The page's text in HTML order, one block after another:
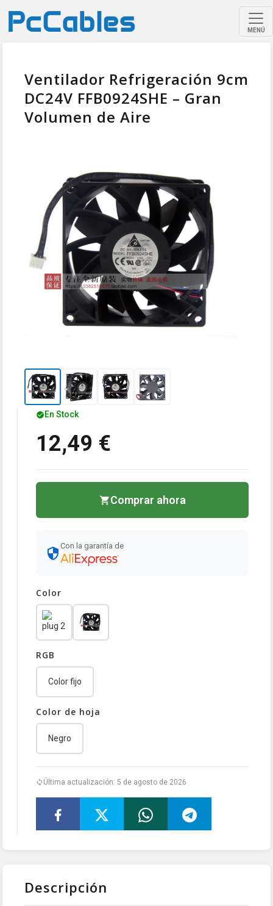
MENÚ
Ventilador Refrigeración 9cm
DC24V FFB0924SHE – Gran
Volumen de Aire
En Stock
12,49 €
Comprar ahora
Con la garantía de
Color
RGB
Color fijo
Color de hoja
Negro
Última actualización: 5 de agosto de 2026
Descripción